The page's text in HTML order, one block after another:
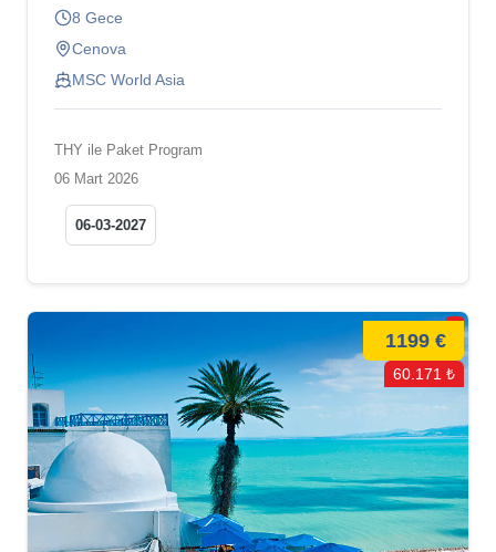
8 Gece
Cenova
MSC World Asia
THY ile Paket Program
06 Mart 2026
06-03-2027
1199 €
60.171 ₺